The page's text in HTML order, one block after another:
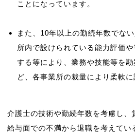
ことになっています。
また、10年以上の勤続年数でな
所内で設けられている能力評価
する等により、業務や技能等を
ど、各事業所の裁量により柔軟に
介護士の技術や勤続年数を考慮し、
給与面での不満から退職を考えてい